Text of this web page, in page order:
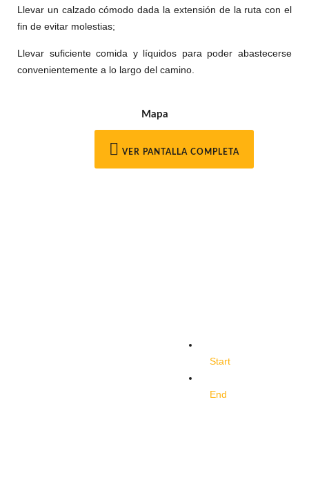
Llevar un calzado cómodo dada la extensión de la ruta con el
fin de evitar molestias;
Llevar suficiente comida y líquidos para poder abastecerse
convenientemente a lo largo del camino.
Mapa
VER PANTALLA COMPLETA
Start
End